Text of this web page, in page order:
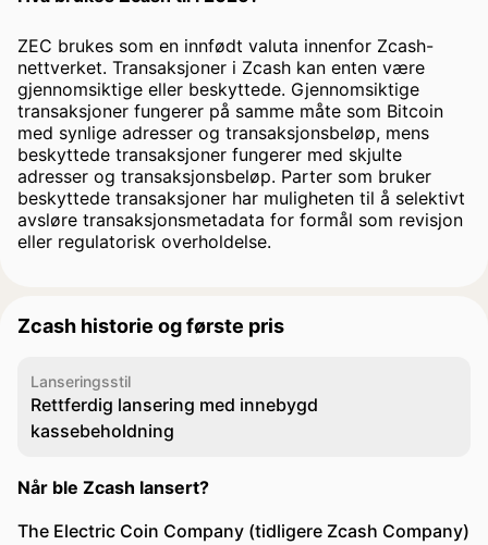
ZEC brukes som en innfødt valuta innenfor Zcash-
nettverket. Transaksjoner i Zcash kan enten være
gjennomsiktige eller beskyttede. Gjennomsiktige
transaksjoner fungerer på samme måte som Bitcoin
med synlige adresser og transaksjonsbeløp, mens
beskyttede transaksjoner fungerer med skjulte
adresser og transaksjonsbeløp. Parter som bruker
beskyttede transaksjoner har muligheten til å selektivt
avsløre transaksjonsmetadata for formål som revisjon
eller regulatorisk overholdelse.
Zcash historie og første pris
Lanseringsstil
Rettferdig lansering med innebygd
kassebeholdning
Når ble Zcash lansert?
The Electric Coin Company (tidligere Zcash Company)